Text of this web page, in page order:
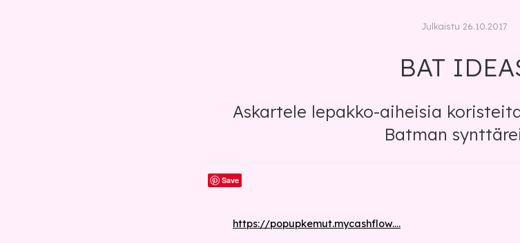
Julkaistu 26.10.2017
BAT
Askartele lepakko-aiheisia
Batman
Save
https://popupkemut.mycashflow....